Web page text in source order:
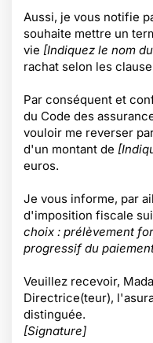
Aussi, je vous notifie
souhaite mettre un
vie [Indiquez le nom
rachat selon les
Par conséquent et
du Code des
vouloir me reverser
d'un montant de
euros.
Je vous informe, par
d'imposition fiscale
choix : prélèvement
progressif du
Veuillez recevoir,
Directrice(teur),
distinguée.
[Signature]